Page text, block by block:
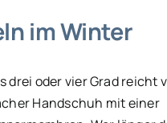
im Winter
drei oder vier Grad reicht
Handschuh mit einer